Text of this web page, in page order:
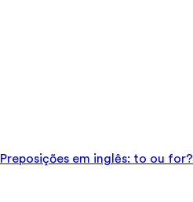
Preposições em inglês: to ou for?